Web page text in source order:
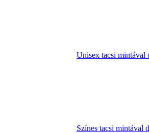
Unisex tacsi mintával
Színes tacsi mintával